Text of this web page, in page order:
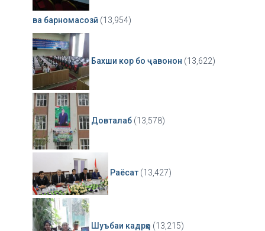
ва барномасозӣ (13,954)
Бахши кор бо ҷавонон (13,622)
Довталаб (13,578)
Раёсат (13,427)
Шуъбаи кадрҳо (13,215)